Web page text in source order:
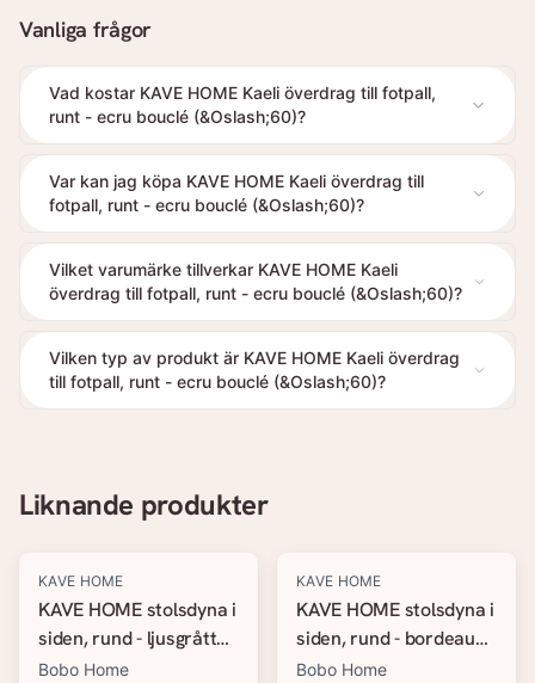
Vanliga frågor
Vad kostar KAVE HOME Kaeli överdrag till fotpall,
runt - ecru bouclé (&Oslash;60)?
Var kan jag köpa KAVE HOME Kaeli överdrag till
fotpall, runt - ecru bouclé (&Oslash;60)?
Vilket varumärke tillverkar KAVE HOME Kaeli
överdrag till fotpall, runt - ecru bouclé (&Oslash;60)?
Vilken typ av produkt är KAVE HOME Kaeli överdrag
till fotpall, runt - ecru bouclé (&Oslash;60)?
Liknande produkter
KAVE HOME
KAVE HOME stolsdyna i
siden, rund - ljusgrått
tyg (&Oslash;35)
Bobo Home
KAVE HOME
KAVE HOME stolsdyna i
siden, rund - bordeaux
tyg (&Oslash;35)
Bobo Home